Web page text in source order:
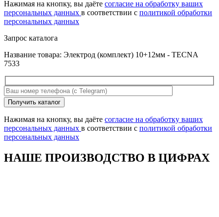
поле
пустым.
Нажимая на кнопку, вы даёте согласие на обработку ваших
персональных данных в соответствии с политикой обработки
персональных данных
Запрос каталога
Название товара: Электрод (комплект) 10+12мм - TECNA
7533
Оставьте
это
поле
пустым.
Получить каталог
Нажимая на кнопку, вы даёте согласие на обработку ваших
персональных данных в соответствии с политикой обработки
персональных данных
НАШЕ ПРОИЗВОДСТВО В ЦИФРАХ